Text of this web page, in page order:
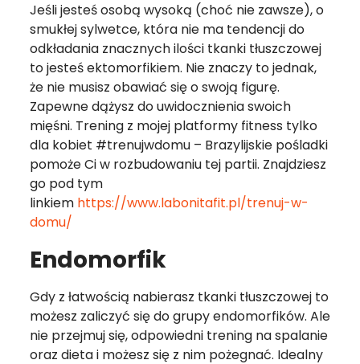
Jeśli jesteś osobą wysoką (choć nie zawsze), o
smukłej sylwetce, która nie ma tendencji do
odkładania znacznych ilości tkanki tłuszczowej
to jesteś ektomorfikiem. Nie znaczy to jednak,
że nie musisz obawiać się o swoją figurę.
Zapewne dążysz do uwidocznienia swoich
mięśni. Trening z mojej platformy fitness tylko
dla kobiet #trenujwdomu – Brazylijskie pośladki
pomoże Ci w rozbudowaniu tej partii. Znajdziesz
go pod tym
linkiem https://www.labonitafit.pl/trenuj-w-
domu/
Endomorfik
Gdy z łatwością nabierasz tkanki tłuszczowej to
możesz zaliczyć się do grupy endomorfików. Ale
nie przejmuj się, odpowiedni trening na spalanie
oraz dieta i możesz się z nim pożegnać. Idealny